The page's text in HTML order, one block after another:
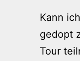
Kann
gedopt
Tour